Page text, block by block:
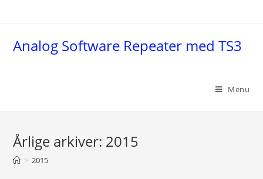
Analog Software Repeater med TS3
Menu
Årlige arkiver: 2015
> 2015